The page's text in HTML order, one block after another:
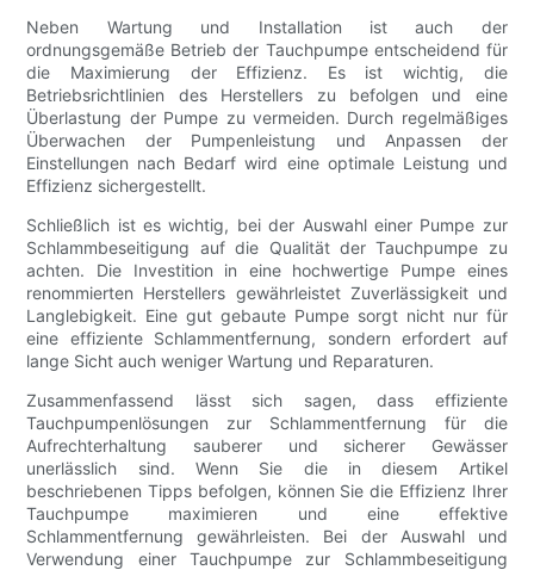
Neben Wartung und Installation ist auch der
ordnungsgemäße Betrieb der Tauchpumpe entscheidend für
die Maximierung der Effizienz. Es ist wichtig, die
Betriebsrichtlinien des Herstellers zu befolgen und eine
Überlastung der Pumpe zu vermeiden. Durch regelmäßiges
Überwachen der Pumpenleistung und Anpassen der
Einstellungen nach Bedarf wird eine optimale Leistung und
Effizienz sichergestellt.
Schließlich ist es wichtig, bei der Auswahl einer Pumpe zur
Schlammbeseitigung auf die Qualität der Tauchpumpe zu
achten. Die Investition in eine hochwertige Pumpe eines
renommierten Herstellers gewährleistet Zuverlässigkeit und
Langlebigkeit. Eine gut gebaute Pumpe sorgt nicht nur für
eine effiziente Schlammentfernung, sondern erfordert auf
lange Sicht auch weniger Wartung und Reparaturen.
Zusammenfassend lässt sich sagen, dass effiziente
Tauchpumpenlösungen zur Schlammentfernung für die
Aufrechterhaltung sauberer und sicherer Gewässer
unerlässlich sind. Wenn Sie die in diesem Artikel
beschriebenen Tipps befolgen, können Sie die Effizienz Ihrer
Tauchpumpe maximieren und eine effektive
Schlammentfernung gewährleisten. Bei der Auswahl und
Verwendung einer Tauchpumpe zur Schlammbeseitigung